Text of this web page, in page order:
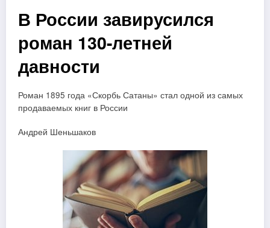
В России завирусился
роман 130-летней
давности
Роман 1895 года «Скорбь Сатаны» стал одной из самых
продаваемых книг в России
Андрей Шеньшаков